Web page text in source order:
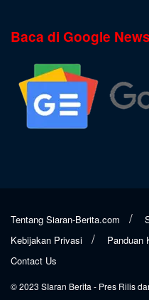
Baca di Google News
Tentang Siaran-Berita.com
Kebijakan Privasi
Panduan
Contact Us
© 2023 SIaran Berita - Pres Rilis